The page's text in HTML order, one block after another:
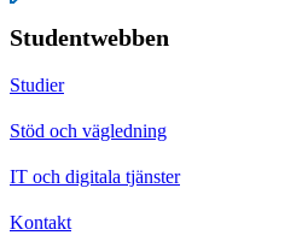
Studentwebben
Studier
Stöd och vägledning
IT och digitala tjänster
Kontakt